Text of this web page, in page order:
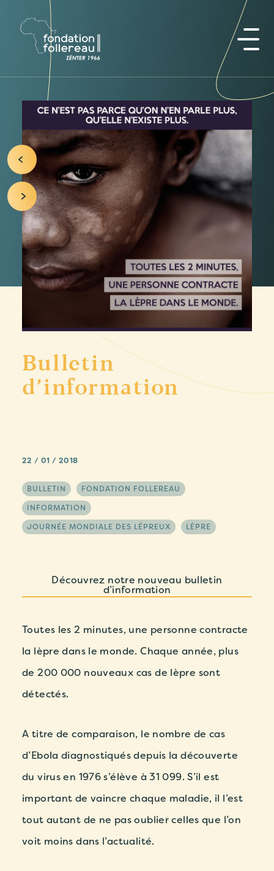
Bulletin
d’information
22 / 01 / 2018
BULLETIN
FONDATION FOLLEREAU
INFORMATION
JOURNÉE MONDIALE DES LÉPREUX
LÈPRE
Découvrez notre nouveau bulletin
d’information
Toutes les 2 minutes, une personne contracte
la lèpre dans le monde. Chaque année, plus
de 200 000 nouveaux cas de lèpre sont
détectés.
A titre de comparaison, le nombre de cas
d’Ebola diagnostiqués depuis la découverte
du virus en 1976 s’élève à 31 099. S’il est
important de vaincre chaque maladie, il l’est
tout autant de ne pas oublier celles que l’on
voit moins dans l’actualité.